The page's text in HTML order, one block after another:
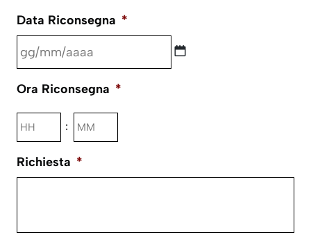
Data Riconsegna *
slash
MM
slash
Ora Riconsegna *
:
Ore Minuti
Richiesta *